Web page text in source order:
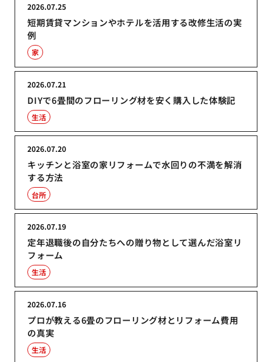
短期賃貸マンションやホテルを活用する改修生活の実
例
2026.07.25
家
DIYで6畳間のフローリング材を安く購入した体験記
2026.07.21
生活
キッチンと浴室の家リフォームで水回りの不満を解消
する方法
2026.07.20
台所
定年退職後の自分たちへの贈り物として選んだ浴室リ
フォーム
2026.07.19
生活
プロが教える6畳のフローリング材とリフォーム費用
の真実
2026.07.16
生活